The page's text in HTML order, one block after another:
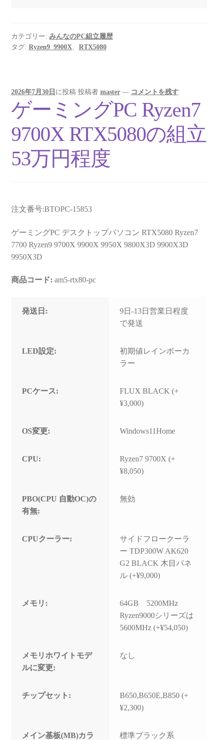
カテゴリー: みんなのPC組立履歴
タグ: Ryzen9_9900X、 RTX5080
2026年7月30日 に投稿 投稿者 master — コメントを残す
ゲーミングPC Ryzen7
9700X RTX5080の組立
53万円程度
注文番号:BTOPC-15853
ゲーミングPC デスクトップパソコン RTX5080 Ryzen7
7700 Ryzen9 9700X 9900X 9950X 9800X3D 9900X3D
9950X3D
商品コード: am5-rtx80-pc
発送日:
9日-13日営業日程度
で発送
LED設定:
初期値レインボーカ
ラー
PCケース:
FLUX BLACK (+
¥3,000)
OS変更: Windows11Home
CPU:
Ryzen7 9700X (+
¥8,050)
PBO(CPU 自動OC)の
有無:
無効
CPUクーラー:
サイドフロークーラ
ー TDP300W AK620
G2 BLACK 木目パネ
ル (+¥9,000)
メモリ:
64GB 5200MHz
Ryzen9000シリーズは
5600MHz (+¥54,050)
メモリホワイトモデ
ルに変更:
なし
チップセット:
B650,B650E,B850 (+
¥2,300)
メイン基板(MB)カラ
標準ブラック系